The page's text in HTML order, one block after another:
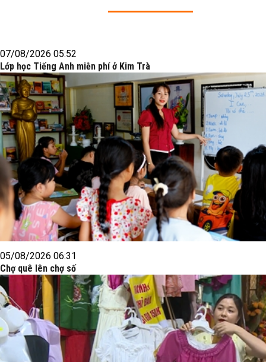
07/08/2026 05:52
Lớp học Tiếng Anh miễn phí ở Kim Trà
05/08/2026 06:31
Chợ quê lên chợ số